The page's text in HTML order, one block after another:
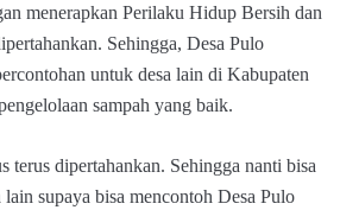
menerapkan Perilaku Hidup Bersih dan
Sehingga, Desa Pulo
untuk desa lain di Kabupaten
sampah yang baik.
terus dipertahankan. Sehingga nanti bisa
supaya bisa mencontoh Desa Pulo